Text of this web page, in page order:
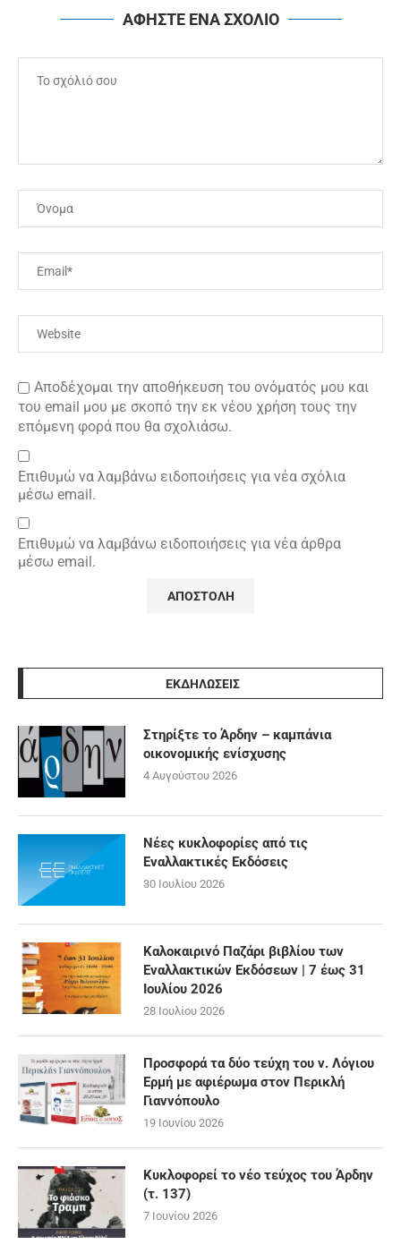
ΑΦΗΣΤΕ ΕΝΑ ΣΧΟΛΙΟ
Αποδέχομαι την αποθήκευση του ονόματός μου και
του email μου με σκοπό την εκ νέου χρήση τους την
επόμενη φορά που θα σχολιάσω.
Επιθυμώ να λαμβάνω ειδοποιήσεις για νέα σχόλια
μέσω email.
Επιθυμώ να λαμβάνω ειδοποιήσεις για νέα άρθρα
μέσω email.
ΕΚΔΗΛΩΣΕΙΣ
Στηρίξτε το Άρδην – καμπάνια
οικονομικής ενίσχυσης
4 Αυγούστου 2026
Νέες κυκλοφορίες από τις
Εναλλακτικές Εκδόσεις
30 Ιουλίου 2026
Καλοκαιρινό Παζάρι βιβλίου των
Εναλλακτικών Εκδόσεων | 7 έως 31
Ιουλίου 2026
28 Ιουλίου 2026
Προσφορά τα δύο τεύχη του ν. Λόγιου
Ερμή με αφιέρωμα στον Περικλή
Γιαννόπουλο
19 Ιουνίου 2026
Κυκλοφορεί το νέο τεύχος του Άρδην
(τ. 137)
7 Ιουνίου 2026